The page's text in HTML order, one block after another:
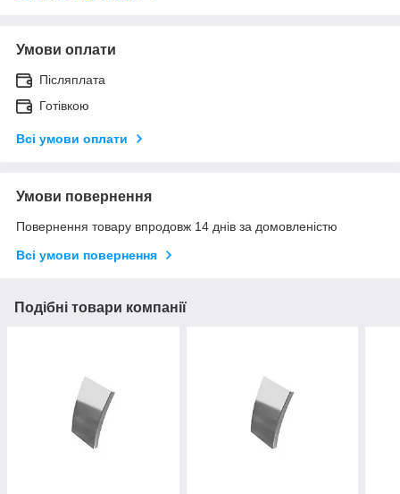
Умови оплати
Післяплата
Готівкою
Всі умови оплати
Умови повернення
Повернення товару впродовж 14 днів за домовленістю
Всі умови повернення
Подібні товари компанії